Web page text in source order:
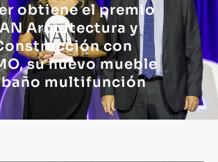
obtiene el premio
Arquitectura y
con
su nuevo mueble
baño multifunción